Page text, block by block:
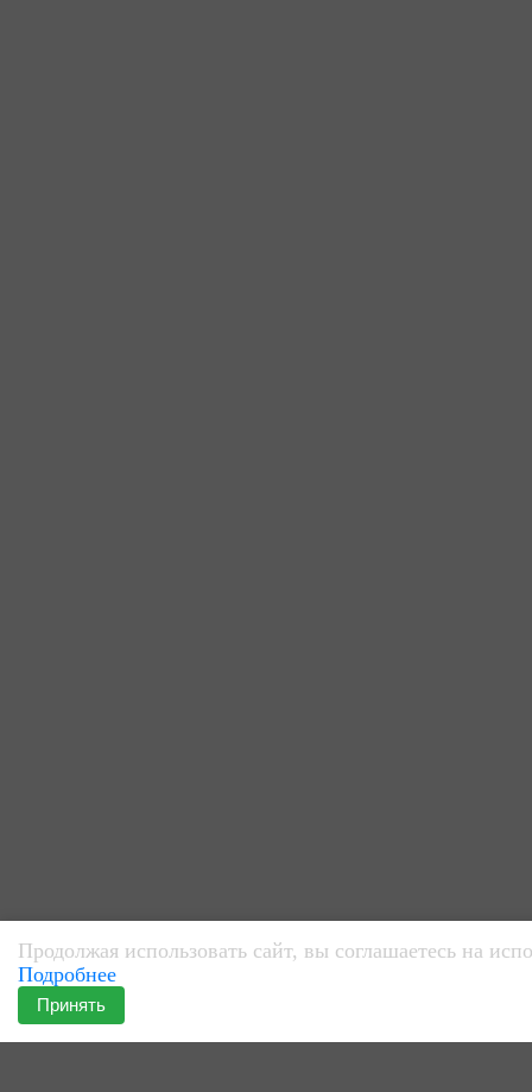
Продолжая использовать сайт, вы соглашаетесь на
Подробнее
Принять